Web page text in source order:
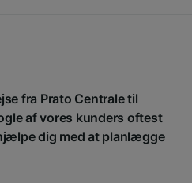
fra Prato Centrale til
af vores kunders oftest
dig med at planlægge